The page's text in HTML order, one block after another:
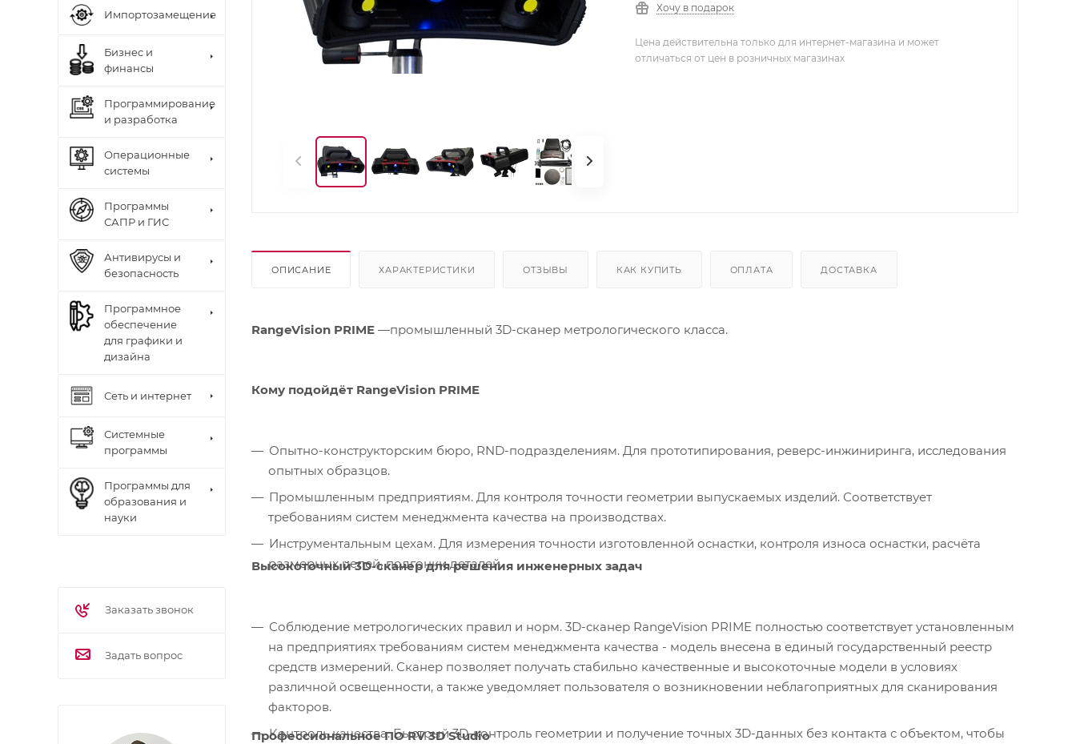
Хочу в подарок
Цена действительна только для интернет-магазина и может
отличаться от цен в розничных магазинах
ОПИСАНИЕ ХАРАКТЕРИСТИКИ ОТЗЫВЫ КАК КУПИТЬ ОПЛАТА ДОСТАВКА
RangeVision PRIME —промышленный 3D-сканер метрологического класса.
Кому подойдёт RangeVision PRIME
Опытно-конструкторским бюро, RND-подразделениям. Для прототипирования, реверс-инжиниринга, исследования
опытных образцов.
Промышленным предприятиям. Для контроля точности геометрии выпускаемых изделий. Соответствует
требованиям систем менеджмента качества на производствах.
Инструментальным цехам. Для измерения точности изготовленной оснастки, контроля износа оснастки, расчёта
размерных цепей, подгонки деталей.
Высокоточный 3D-сканер для решения инженерных задач
Соблюдение метрологических правил и норм. 3D-сканер RangeVision PRIME полностью соответствует установленным
на предприятиях требованиям систем менеджмента качества - модель внесена в единый государственный реестр
средств измерений. Сканер позволяет получать стабильно качественные и высокоточные модели в условиях
различной освещенности, а также уведомляет пользователя о возникновении неблагоприятных для сканирования
факторов.
Контроль качества. Быстрый 3D-контроль геометрии и получение точных 3D-данных без контакта с объектом, чтобы
Профессиональное ПО RV 3D Studio
Импортозамещение
Бизнес и
финансы
Программирование
и разработка
Операционные
системы
Программы
САПР и ГИС
Антивирусы и
безопасность
Программное
обеспечение
для графики и
дизайна
Сеть и интернет
Системные
программы
Программы для
образования и
науки
Заказать звонок
Задать вопрос